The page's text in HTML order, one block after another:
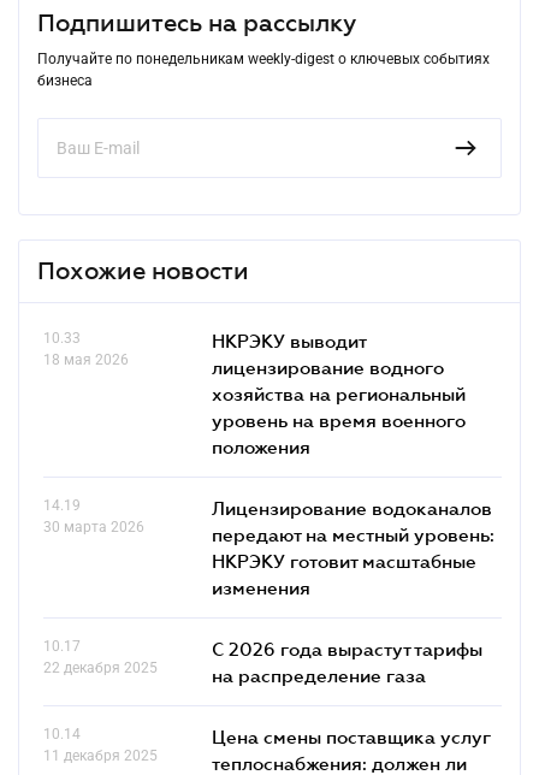
Подпишитесь на рассылку
Получайте по понедельникам weekly-digest о ключевых событиях
бизнеса
Похожие новости
10.33
18 мая 2026
НКРЭКУ выводит
лицензирование водного
хозяйства на региональный
уровень на время военного
положения
14.19
30 марта 2026
Лицензирование водоканалов
передают на местный уровень:
НКРЭКУ готовит масштабные
изменения
10.17
22 декабря 2025
С 2026 года вырастут тарифы
на распределение газа
10.14
11 декабря 2025
Цена смены поставщика услуг
теплоснабжения: должен ли